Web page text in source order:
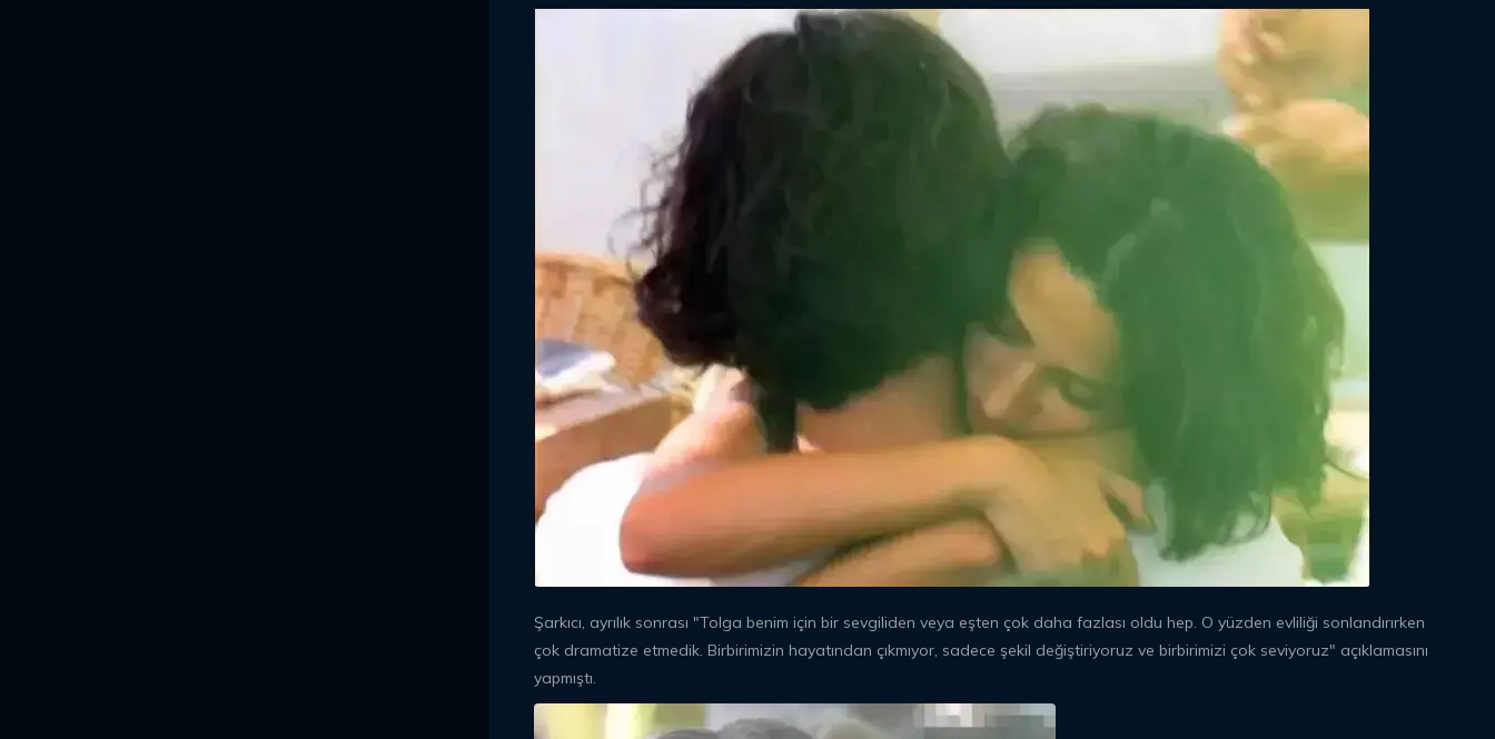
Şarkıcı, ayrılık sonrası "Tolga benim için bir sevgiliden veya eşten çok daha fazlası oldu hep. O yüzden evliliği sonlandırırken
çok dramatize etmedik. Birbirimizin hayatından çıkmıyor, sadece şekil değiştiriyoruz ve birbirimizi çok seviyoruz" açıklamasını
yapmıştı.